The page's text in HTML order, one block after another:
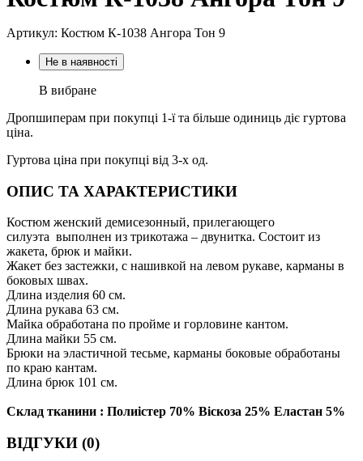
Артикул: Костюм К-1038 Ангора Тон 9
Не в наявності
В вибране
Дропшиперам при покупці 1-ї та більше одиниць діє гуртова
ціна.
Гуртова ціна при покупці від 3-х од.
ОПИС ТА ХАРАКТЕРИСТИКИ
Костюм женский демисезонный, прилегающего
силуэта выполнен из трикотажа – двунитка. Состоит из
жакета, брюк и майки.
Жакет без застежки, с нашивкой на левом рукаве, карманы в
боковых швах.
Длина изделия 60 см.
Длина рукава 63 см.
Майка обработана по пройме и горловине кантом.
Длина майки 55 см.
Брюки на эластичной тесьме, карманы боковые обработаны
по краю кантам.
Длина брюк 101 см.
Склад тканини : Полиістер 70% Віскоза 25% Еластан 5%
ВІДГУКИ (0)